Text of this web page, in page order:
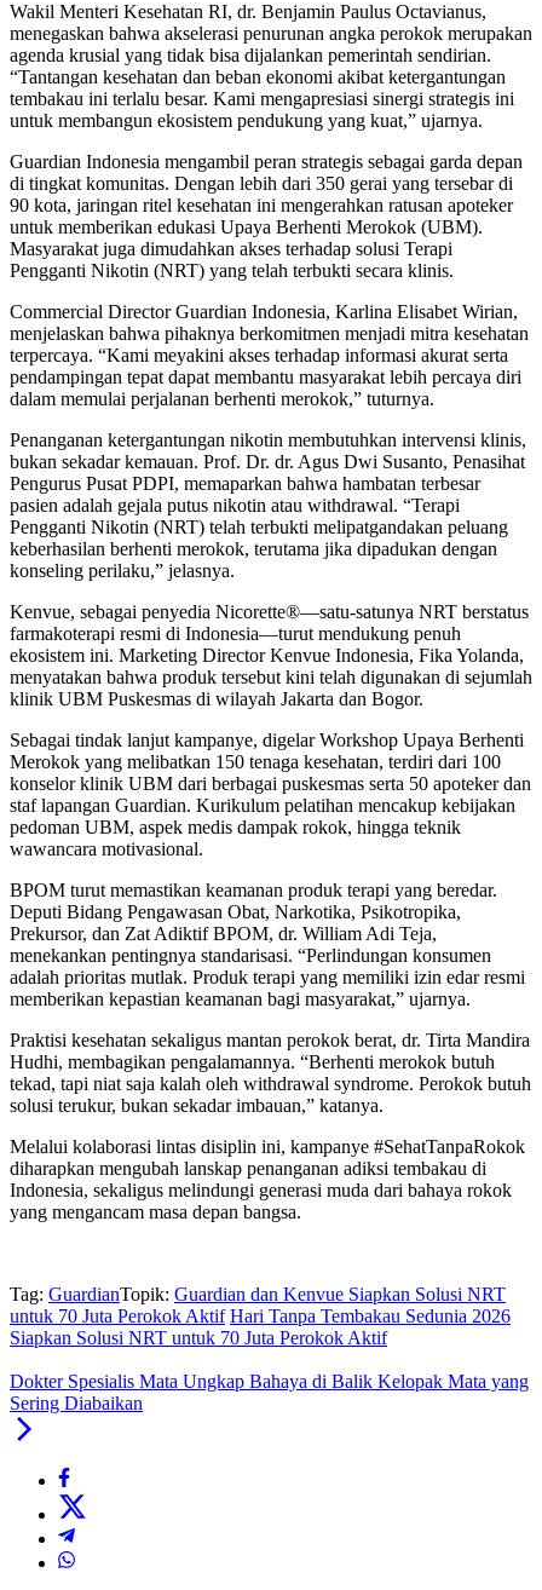
Wakil Menteri Kesehatan RI, dr. Benjamin Paulus Octavianus,
menegaskan bahwa akselerasi penurunan angka perokok merupakan
agenda krusial yang tidak bisa dijalankan pemerintah sendirian.
“Tantangan kesehatan dan beban ekonomi akibat ketergantungan
tembakau ini terlalu besar. Kami mengapresiasi sinergi strategis ini
untuk membangun ekosistem pendukung yang kuat,” ujarnya.
Guardian Indonesia mengambil peran strategis sebagai garda depan
di tingkat komunitas. Dengan lebih dari 350 gerai yang tersebar di
90 kota, jaringan ritel kesehatan ini mengerahkan ratusan apoteker
untuk memberikan edukasi Upaya Berhenti Merokok (UBM).
Masyarakat juga dimudahkan akses terhadap solusi Terapi
Pengganti Nikotin (NRT) yang telah terbukti secara klinis.
Commercial Director Guardian Indonesia, Karlina Elisabet Wirian,
menjelaskan bahwa pihaknya berkomitmen menjadi mitra kesehatan
terpercaya. “Kami meyakini akses terhadap informasi akurat serta
pendampingan tepat dapat membantu masyarakat lebih percaya diri
dalam memulai perjalanan berhenti merokok,” tuturnya.
Penanganan ketergantungan nikotin membutuhkan intervensi klinis,
bukan sekadar kemauan. Prof. Dr. dr. Agus Dwi Susanto, Penasihat
Pengurus Pusat PDPI, memaparkan bahwa hambatan terbesar
pasien adalah gejala putus nikotin atau withdrawal. “Terapi
Pengganti Nikotin (NRT) telah terbukti melipatgandakan peluang
keberhasilan berhenti merokok, terutama jika dipadukan dengan
konseling perilaku,” jelasnya.
Kenvue, sebagai penyedia Nicorette®—satu-satunya NRT berstatus
farmakoterapi resmi di Indonesia—turut mendukung penuh
ekosistem ini. Marketing Director Kenvue Indonesia, Fika Yolanda,
menyatakan bahwa produk tersebut kini telah digunakan di sejumlah
klinik UBM Puskesmas di wilayah Jakarta dan Bogor.
Sebagai tindak lanjut kampanye, digelar Workshop Upaya Berhenti
Merokok yang melibatkan 150 tenaga kesehatan, terdiri dari 100
konselor klinik UBM dari berbagai puskesmas serta 50 apoteker dan
staf lapangan Guardian. Kurikulum pelatihan mencakup kebijakan
pedoman UBM, aspek medis dampak rokok, hingga teknik
wawancara motivasional.
BPOM turut memastikan keamanan produk terapi yang beredar.
Deputi Bidang Pengawasan Obat, Narkotika, Psikotropika,
Prekursor, dan Zat Adiktif BPOM, dr. William Adi Teja,
menekankan pentingnya standarisasi. “Perlindungan konsumen
adalah prioritas mutlak. Produk terapi yang memiliki izin edar resmi
memberikan kepastian keamanan bagi masyarakat,” ujarnya.
Praktisi kesehatan sekaligus mantan perokok berat, dr. Tirta Mandira
Hudhi, membagikan pengalamannya. “Berhenti merokok butuh
tekad, tapi niat saja kalah oleh withdrawal syndrome. Perokok butuh
solusi terukur, bukan sekadar imbauan,” katanya.
Melalui kolaborasi lintas disiplin ini, kampanye #SehatTanpaRokok
diharapkan mengubah lanskap penanganan adiksi tembakau di
Indonesia, sekaligus melindungi generasi muda dari bahaya rokok
yang mengancam masa depan bangsa.
Tag: GuardianTopik: Guardian dan Kenvue Siapkan Solusi NRT
untuk 70 Juta Perokok Aktif Hari Tanpa Tembakau Sedunia 2026
Siapkan Solusi NRT untuk 70 Juta Perokok Aktif
Dokter Spesialis Mata Ungkap Bahaya di Balik Kelopak Mata yang
Sering Diabaikan